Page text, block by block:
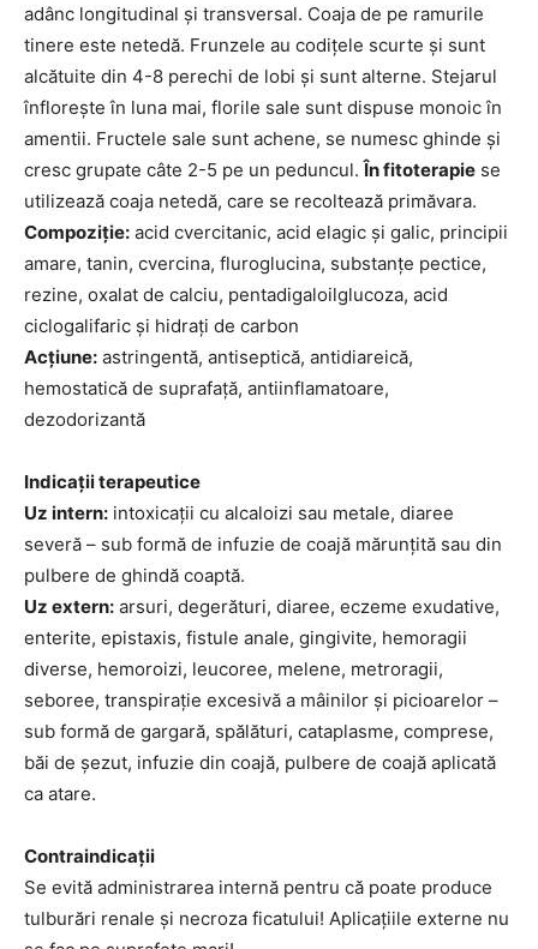
adânc longitudinal și transversal. Coaja de pe ramurile
tinere este netedă. Frunzele au codițele scurte și sunt
alcătuite din 4-8 perechi de lobi și sunt alterne. Stejarul
înflorește în luna mai, florile sale sunt dispuse monoic în
amentii. Fructele sale sunt achene, se numesc ghinde și
cresc grupate câte 2-5 pe un peduncul.În fitoterapie se
utilizează coaja netedă, care se recoltează primăvara.
Compoziție: acid cvercitanic, acid elagic și galic, principii
amare, tanin, cvercina, fluroglucina, substanțe pectice,
rezine, oxalat de calciu, pentadigaloilglucoza, acid
ciclogalifaric și hidrați de carbon
Acțiune: astringentă, antiseptică, antidiareică,
hemostatică de suprafață, antiinflamatoare,
dezodorizantă
Indicații terapeutice
Uz intern: intoxicații cu alcaloizi sau metale, diaree
severă – sub formă de infuzie de coajă mărunțită sau din
pulbere de ghindă coaptă.
Uz extern: arsuri, degerături, diaree, eczeme exudative,
enterite, epistaxis, fistule anale, gingivite, hemoragii
diverse, hemoroizi, leucoree, melene, metroragii,
seboree, transpirație excesivă a mâinilor și picioarelor –
sub formă de gargară, spălături, cataplasme, comprese,
băi de șezut, infuzie din coajă, pulbere de coajă aplicată
ca atare.
Contraindicații
Se evită administrarea internă pentru că poate produce
tulburări renale și necroza ficatului! Aplicațiile externe nu